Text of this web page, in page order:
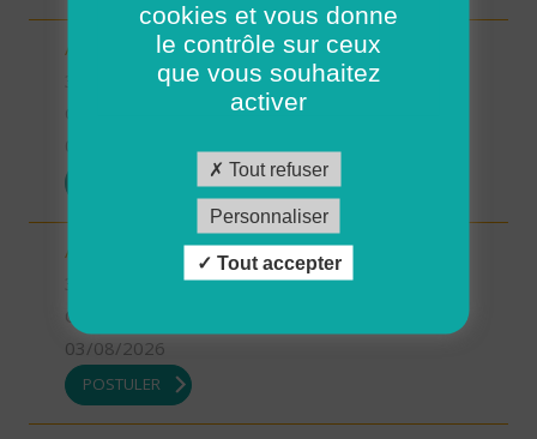
Auxiliaire de vie MIMOSAS (H/F)
34 - Hérault
Auxiliaire de vie MONTPELLIER OUEST (H/F)
CDI
03/08/2026
POSTULER
cookies et vous donne
le contrôle sur ceux
que vous souhaitez
activer
Tout refuser
Personnaliser
Tout accepter